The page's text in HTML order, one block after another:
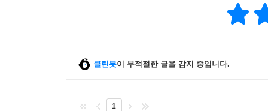
클린봇이 부적절한 글을 감지 중입니다.
1